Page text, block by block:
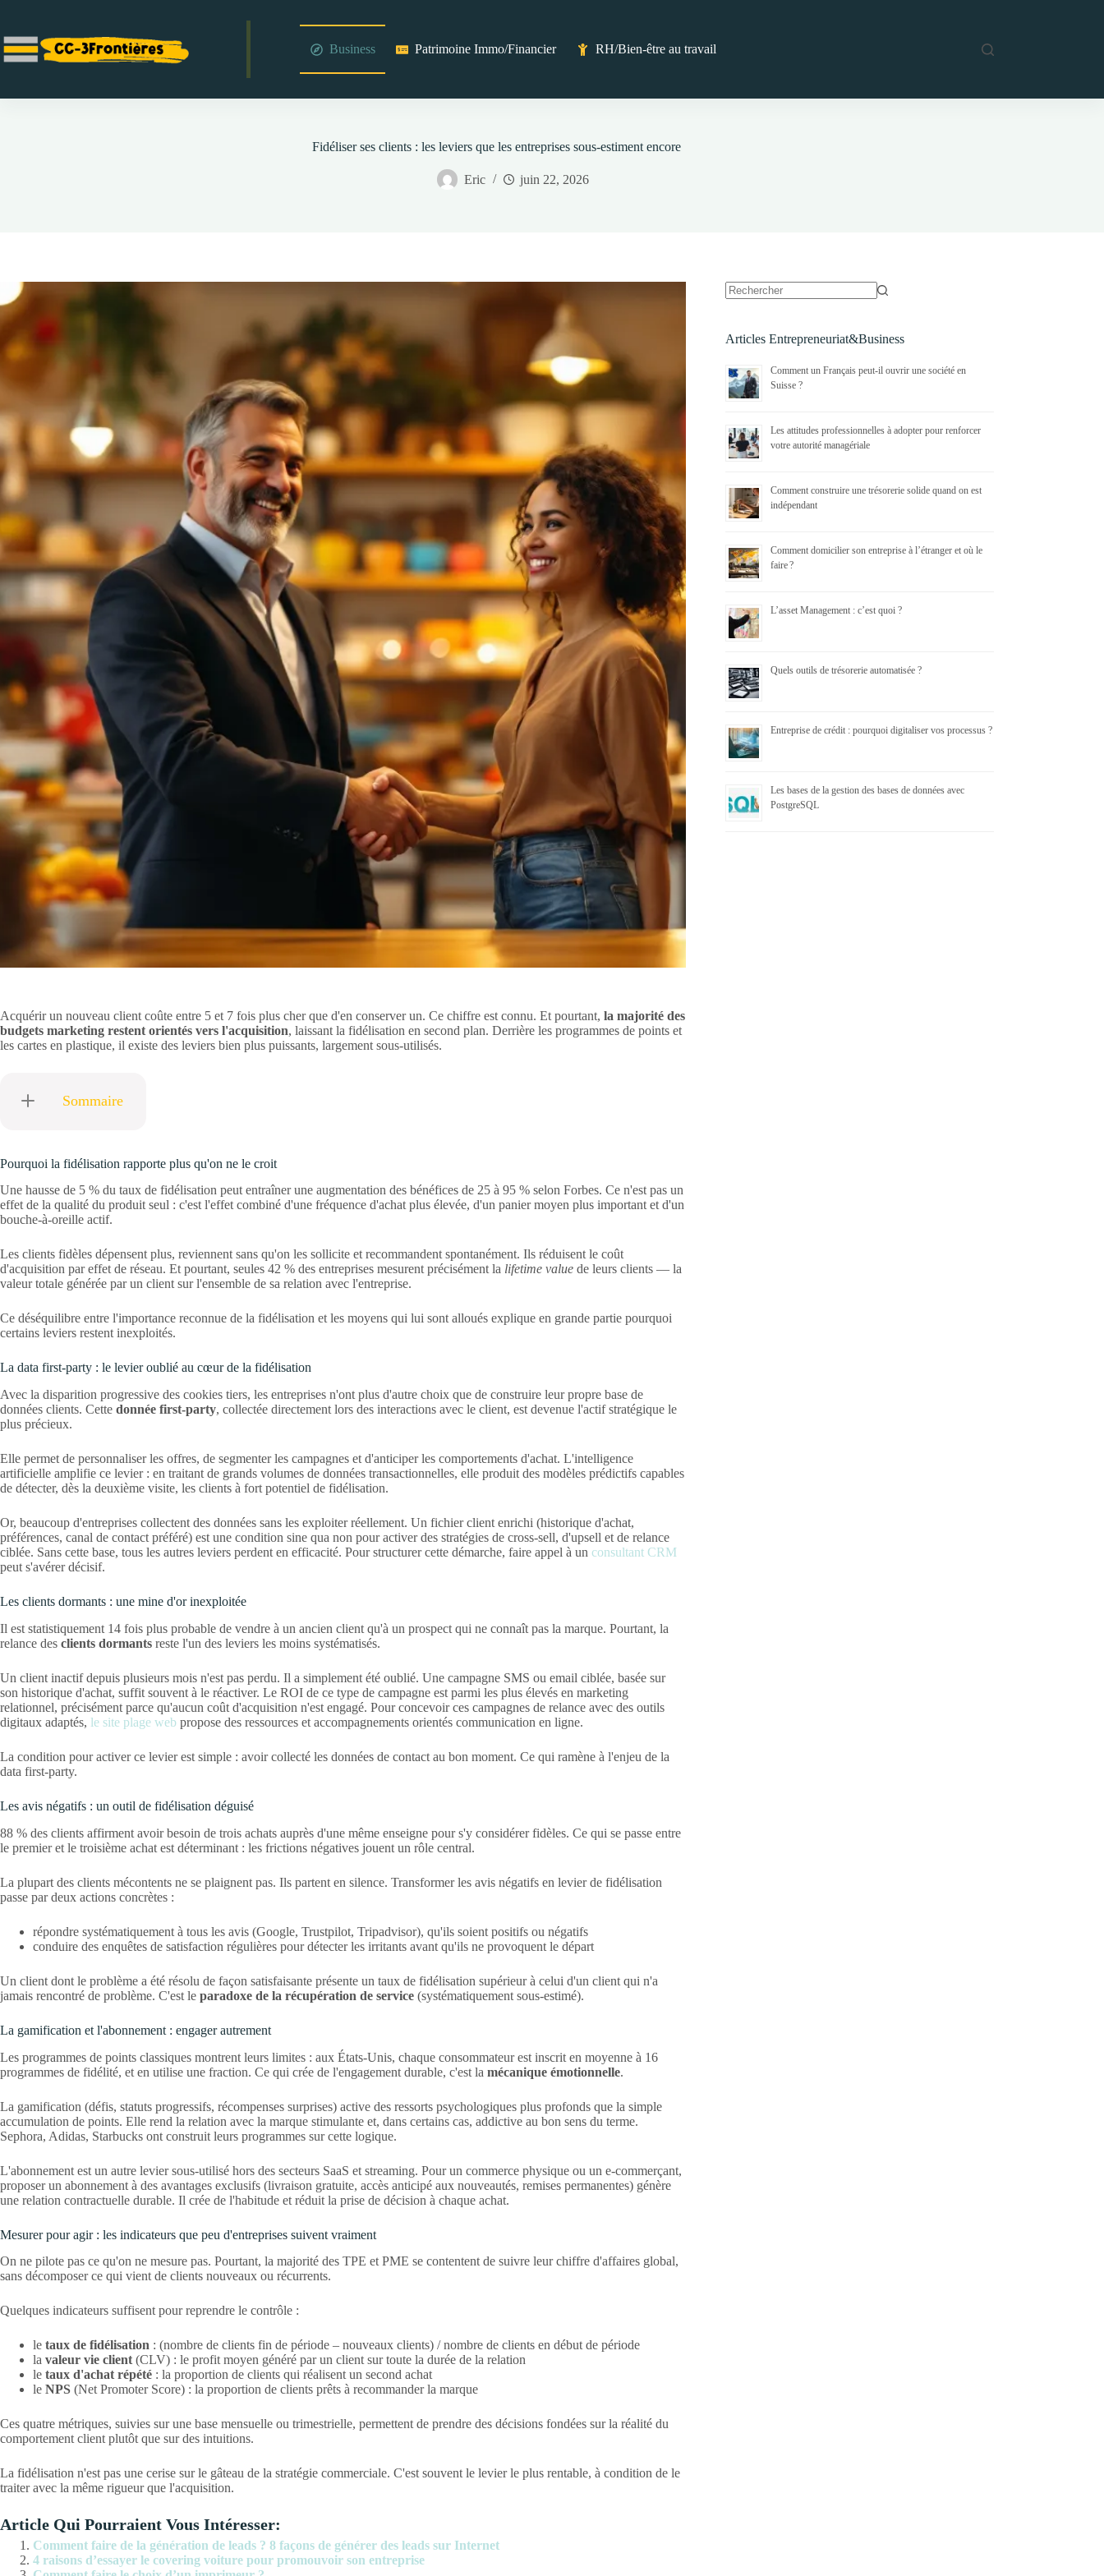
contenu
Business
Patrimoine Immo/Financier RH/Bien-être au travail
Fidéliser ses clients : les leviers que les entreprises sous-estiment encore
Eric juin 22, 2026
Acquérir un nouveau client coûte entre 5 et 7 fois plus cher que d'en conserver un. Ce chiffre est connu. Et pourtant, la majorité des
budgets marketing restent orientés vers l'acquisition, laissant la fidélisation en second plan. Derrière les programmes de points et
les cartes en plastique, il existe des leviers bien plus puissants, largement sous-utilisés.
Sommaire
Pourquoi la fidélisation rapporte plus qu'on ne le croit
Une hausse de 5 % du taux de fidélisation peut entraîner une augmentation des bénéfices de 25 à 95 % selon Forbes. Ce n'est pas un
effet de la qualité du produit seul : c'est l'effet combiné d'une fréquence d'achat plus élevée, d'un panier moyen plus important et d'un
bouche-à-oreille actif.
Les clients fidèles dépensent plus, reviennent sans qu'on les sollicite et recommandent spontanément. Ils réduisent le coût
d'acquisition par effet de réseau. Et pourtant, seules 42 % des entreprises mesurent précisément la lifetime value de leurs clients — la
valeur totale générée par un client sur l'ensemble de sa relation avec l'entreprise.
Ce déséquilibre entre l'importance reconnue de la fidélisation et les moyens qui lui sont alloués explique en grande partie pourquoi
certains leviers restent inexploités.
La data first-party : le levier oublié au cœur de la fidélisation
Avec la disparition progressive des cookies tiers, les entreprises n'ont plus d'autre choix que de construire leur propre base de
données clients. Cette donnée first-party, collectée directement lors des interactions avec le client, est devenue l'actif stratégique le
plus précieux.
Elle permet de personnaliser les offres, de segmenter les campagnes et d'anticiper les comportements d'achat. L'intelligence
artificielle amplifie ce levier : en traitant de grands volumes de données transactionnelles, elle produit des modèles prédictifs capables
de détecter, dès la deuxième visite, les clients à fort potentiel de fidélisation.
Or, beaucoup d'entreprises collectent des données sans les exploiter réellement. Un fichier client enrichi (historique d'achat,
préférences, canal de contact préféré) est une condition sine qua non pour activer des stratégies de cross-sell, d'upsell et de relance
ciblée. Sans cette base, tous les autres leviers perdent en efficacité. Pour structurer cette démarche, faire appel à un consultant CRM
peut s'avérer décisif.
Les clients dormants : une mine d'or inexploitée
Il est statistiquement 14 fois plus probable de vendre à un ancien client qu'à un prospect qui ne connaît pas la marque. Pourtant, la
relance des clients dormants reste l'un des leviers les moins systématisés.
Un client inactif depuis plusieurs mois n'est pas perdu. Il a simplement été oublié. Une campagne SMS ou email ciblée, basée sur
son historique d'achat, suffit souvent à le réactiver. Le ROI de ce type de campagne est parmi les plus élevés en marketing
relationnel, précisément parce qu'aucun coût d'acquisition n'est engagé. Pour concevoir ces campagnes de relance avec des outils
digitaux adaptés, le site plage web propose des ressources et accompagnements orientés communication en ligne.
La condition pour activer ce levier est simple : avoir collecté les données de contact au bon moment. Ce qui ramène à l'enjeu de la
data first-party.
Les avis négatifs : un outil de fidélisation déguisé
88 % des clients affirment avoir besoin de trois achats auprès d'une même enseigne pour s'y considérer fidèles. Ce qui se passe entre
le premier et le troisième achat est déterminant : les frictions négatives jouent un rôle central.
La plupart des clients mécontents ne se plaignent pas. Ils partent en silence. Transformer les avis négatifs en levier de fidélisation
passe par deux actions concrètes :
répondre systématiquement à tous les avis (Google, Trustpilot, Tripadvisor), qu'ils soient positifs ou négatifs
conduire des enquêtes de satisfaction régulières pour détecter les irritants avant qu'ils ne provoquent le départ
Un client dont le problème a été résolu de façon satisfaisante présente un taux de fidélisation supérieur à celui d'un client qui n'a
jamais rencontré de problème. C'est le paradoxe de la récupération de service (systématiquement sous-estimé).
La gamification et l'abonnement : engager autrement
Les programmes de points classiques montrent leurs limites : aux États-Unis, chaque consommateur est inscrit en moyenne à 16
programmes de fidélité, et en utilise une fraction. Ce qui crée de l'engagement durable, c'est la mécanique émotionnelle.
La gamification (défis, statuts progressifs, récompenses surprises) active des ressorts psychologiques plus profonds que la simple
accumulation de points. Elle rend la relation avec la marque stimulante et, dans certains cas, addictive au bon sens du terme.
Sephora, Adidas, Starbucks ont construit leurs programmes sur cette logique.
L'abonnement est un autre levier sous-utilisé hors des secteurs SaaS et streaming. Pour un commerce physique ou un e-commerçant,
proposer un abonnement à des avantages exclusifs (livraison gratuite, accès anticipé aux nouveautés, remises permanentes) génère
une relation contractuelle durable. Il crée de l'habitude et réduit la prise de décision à chaque achat.
Mesurer pour agir : les indicateurs que peu d'entreprises suivent vraiment
On ne pilote pas ce qu'on ne mesure pas. Pourtant, la majorité des TPE et PME se contentent de suivre leur chiffre d'affaires global,
sans décomposer ce qui vient de clients nouveaux ou récurrents.
Quelques indicateurs suffisent pour reprendre le contrôle :
le taux de fidélisation : (nombre de clients fin de période – nouveaux clients) / nombre de clients en début de période
la valeur vie client(CLV) : le profit moyen généré par un client sur toute la durée de la relation
le taux d'achat répété : la proportion de clients qui réalisent un second achat
le NPS (Net Promoter Score) : la proportion de clients prêts à recommander la marque
Ces quatre métriques, suivies sur une base mensuelle ou trimestrielle, permettent de prendre des décisions fondées sur la réalité du
comportement client plutôt que sur des intuitions.
La fidélisation n'est pas une cerise sur le gâteau de la stratégie commerciale. C'est souvent le levier le plus rentable, à condition de le
traiter avec la même rigueur que l'acquisition.
Article Qui Pourraient Vous Intéresser:
Comment faire de la génération de leads ? 8 façons de générer des leads sur Internet
4 raisons d’essayer le covering voiture pour promouvoir son entreprise
Articles Entrepreneuriat&Business
Comment un Français peut-il ouvrir une société en
Suisse ?
Les attitudes professionnelles à adopter pour renforcer
votre autorité managériale
Comment construire une trésorerie solide quand on est
indépendant
Comment domicilier son entreprise à l’étranger et où le
faire ?
L’asset Management : c’est quoi ?
Quels outils de trésorerie automatisée ?
Entreprise de crédit : pourquoi digitaliser vos processus ?
Les bases de la gestion des bases de données avec
PostgreSQL